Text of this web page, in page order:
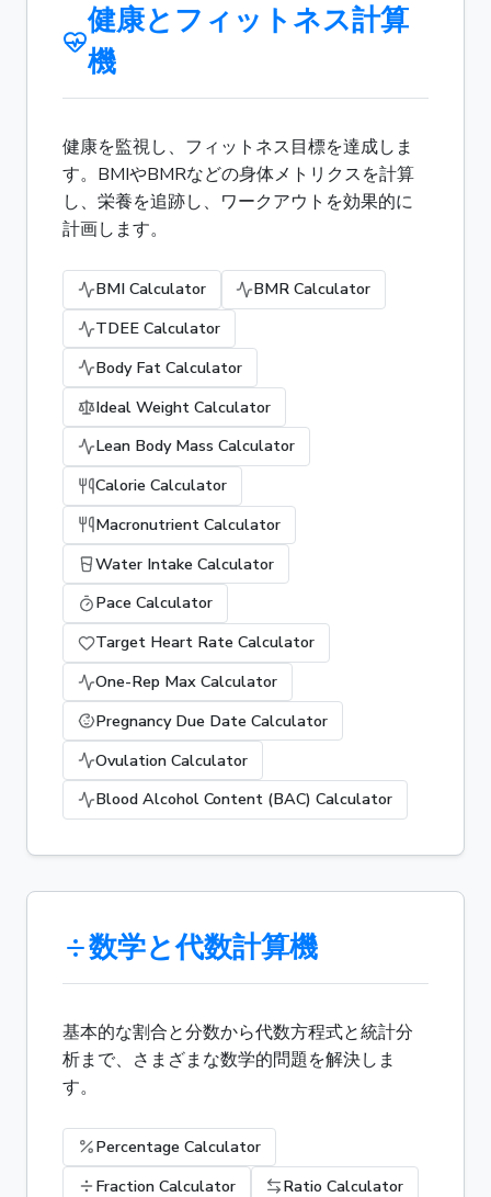
健康とフィットネス計算
機
健康を監視し、フィットネス目標を達成しま
す。BMIやBMRなどの身体メトリクスを計算
し、栄養を追跡し、ワークアウトを効果的に
計画します。
BMI Calculator
BMR Calculator
TDEE Calculator
Body Fat Calculator
Ideal Weight Calculator
Lean Body Mass Calculator
Calorie Calculator
Macronutrient Calculator
Water Intake Calculator
Pace Calculator
Target Heart Rate Calculator
One-Rep Max Calculator
Pregnancy Due Date Calculator
Ovulation Calculator
Blood Alcohol Content (BAC) Calculator
数学と代数計算機
基本的な割合と分数から代数方程式と統計分
析まで、さまざまな数学的問題を解決しま
す。
Percentage Calculator
Fraction Calculator
Ratio Calculator